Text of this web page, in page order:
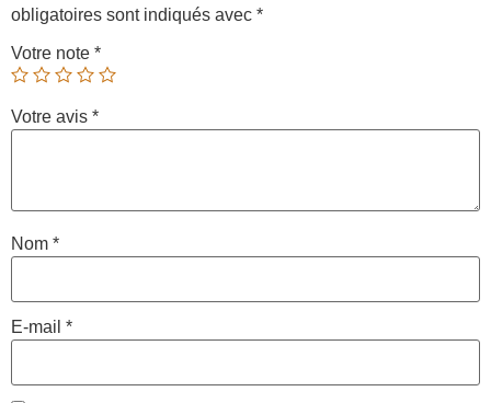
obligatoires sont indiqués avec *
Votre note *
Votre avis *
Nom *
E-mail *